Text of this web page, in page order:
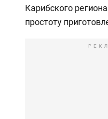
Карибского
простоту